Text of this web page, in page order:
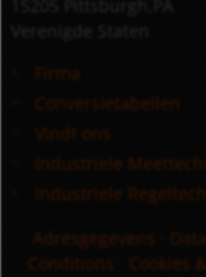
Firma
Conversietabellen
Vindt ons
Industriele
Industriele
Adresgegevens
Conditions
Cookies